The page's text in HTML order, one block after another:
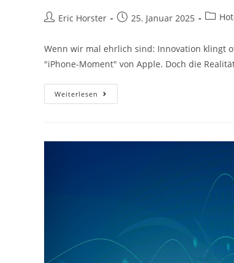
Beitrags-
Eric Horster
Beitrag25. Januar 2025
Wenn wir mal ehrlich sind: Innovation klingt
"iPhone-Moment" von Apple. Doch die
Weiterlesen
Goldene